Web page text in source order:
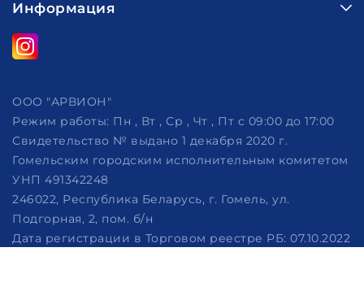
Информация
ООО "АРВИОН"
Режим работы: Пн , Вт , Ср , Чт , Пт c 09:00 до 17:00
Свидетельство № выдано 1 декабря 2020 г.
Гомельским городским исполнительным комитетом
УНП 491342248
246022, Республика Беларусь, г. Гомель, ул.
Подгорная, 2, пом. б/н
Дата регистрации в Торговом реестре РБ: 07.10.2022